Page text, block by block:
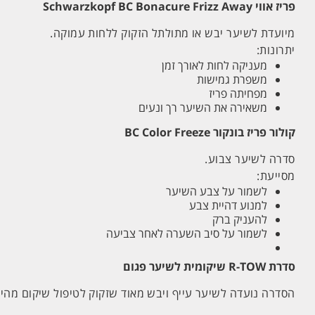
פריז אווי Schwarzkopf BC Bonacure Frizz Away
מיועדת לשיער יבש או מתולתל הזקוק ללחות עמוקה.
יתרונות:
מעניקה לחות לאורך זמן
משפרת גמישות
מפחיתה פריז
משאירה את השיער רך ונעים
קולור פריז בונקור BC Color Freeze
סדרה לשיער צבוע.
מסייעת:
לשמור על צבע השיער
למנוע דהיית צבע
להעניק ברק
לשמור על סיב השערה לאחר צביעה
סדרת R-TOW שיקומית לשיער פגום
הסדרה נועדה לשיער עייף ויבש מאוד שזקוק לטיפול שיקום